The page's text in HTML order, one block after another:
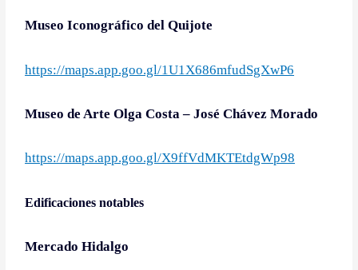
Museo Iconográfico del Quijote
https://maps.app.goo.gl/1U1X686mfudSgXwP6
Museo de Arte Olga Costa – José Chávez Morado
https://maps.app.goo.gl/X9ffVdMKTEtdgWp98
Edificaciones notables
Mercado Hidalgo